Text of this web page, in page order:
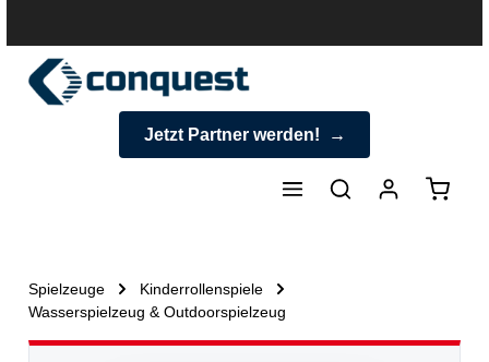
Jetzt Partner werden!
Spielzeuge
Kinderrollenspiele
Wasserspielzeug & Outdoorspielzeug